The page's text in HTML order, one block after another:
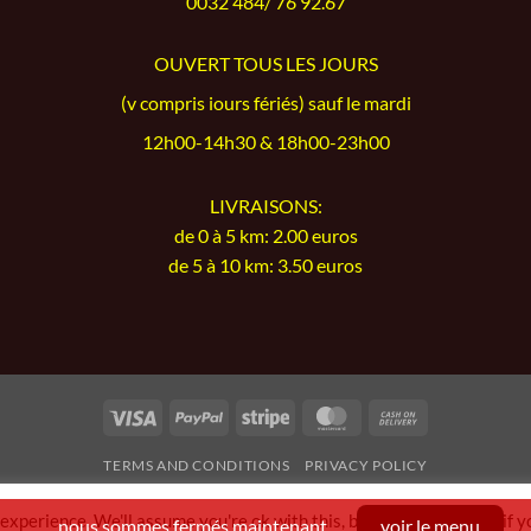
OUVERT TOUS LES JOURS
(v compris iours fériés) sauf le mardi
12h00-14h30 & 18h00-23h00
LIVRAISONS:
de 0 à 5 km: 2.00 euros
de 5 à 10 km: 3.50 euros
Visa PayPal Stripe MasterCard
Delivery
TERMS AND CONDITIONS PRIVACY POLICY
Copyright 2026 ©Fleur de Riz| Member ofOrder & Eat
We'll assume you're ok with this, but you can opt-out if
nous sommes fermés maintenant voir le menu